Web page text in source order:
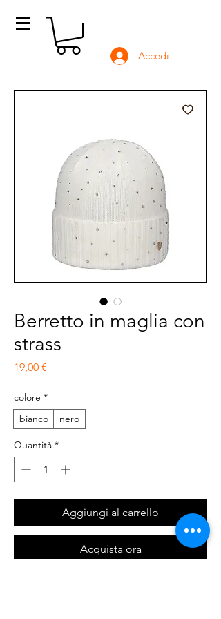
Accedi
Berretto in maglia con
strass
19,00 €
colore *
bianco
nero
Quantità *
Aggiungi al carrello
Acquista ora